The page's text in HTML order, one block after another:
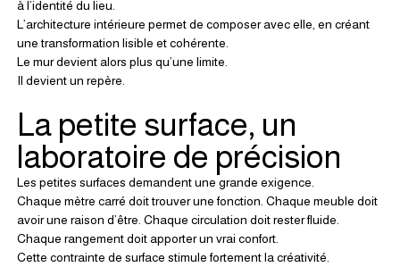
à l’identité du lieu.
L’architecture intérieure permet de composer avec elle, en créant
une transformation lisible et cohérente.
Le mur devient alors plus qu’une limite.
Il devient un repère.
La petite surface, un
laboratoire de précision
Les petites surfaces demandent une grande exigence.
Chaque mètre carré doit trouver une fonction. Chaque meuble doit
avoir une raison d’être. Chaque circulation doit rester fluide.
Chaque rangement doit apporter un vrai confort.
Cette contrainte de surface stimule fortement la créativité.